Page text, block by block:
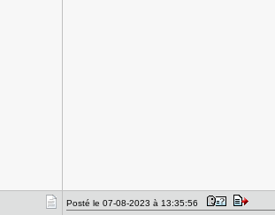
Posté le 07-08-2023 à 13:35:56